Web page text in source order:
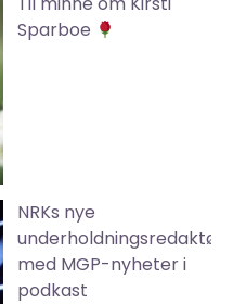
Sparboe
NRKs nye
underholdningsredaktør
med MGP-nyheter i
podkast